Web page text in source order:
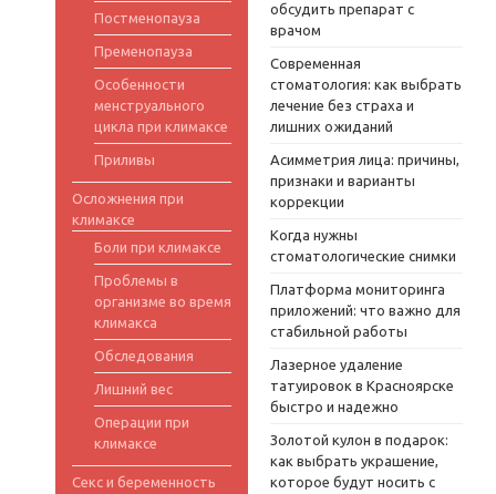
Постменопауза
Пременопауза
Особенности
менструального
цикла при климаксе
Приливы
Осложнения при
климаксе
Боли при климаксе
Проблемы в
организме во время
климакса
Обследования
Лишний вес
Операции при
климаксе
Секс и беременность
обсудить препарат с
врачом
Современная
стоматология: как выбрать
лечение без страха и
лишних ожиданий
Асимметрия лица: причины,
признаки и варианты
коррекции
Когда нужны
стоматологические снимки
Платформа мониторинга
приложений: что важно для
стабильной работы
Лазерное удаление
татуировок в Красноярске
быстро и надежно
Золотой кулон в подарок:
как выбрать украшение,
которое будут носить с